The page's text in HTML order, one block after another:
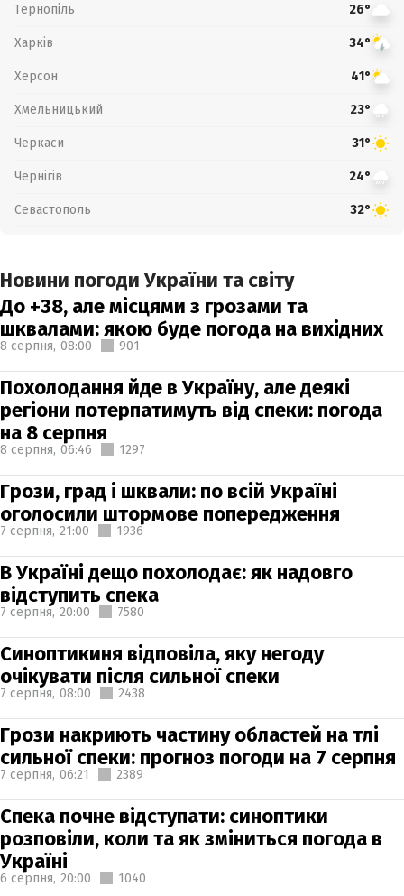
Тернопіль 26°
Харків 34°
Херсон 41°
Хмельницький 23°
Черкаси 31°
Чернігів 24°
Севастополь 32°
Новини погоди України та світу
До +38, але місцями з грозами та
шквалами: якою буде погода на вихідних
8 серпня, 08:00 901
Похолодання йде в Україну, але деякі
регіони потерпатимуть від спеки: погода
на 8 серпня
8 серпня, 06:46 1297
Грози, град і шквали: по всій Україні
оголосили штормове попередження
7 серпня, 21:00 1936
В Україні дещо похолодає: як надовго
відступить спека
7 серпня, 20:00 7580
Синоптикиня відповіла, яку негоду
очікувати після сильної спеки
7 серпня, 08:00 2438
Грози накриють частину областей на тлі
сильної спеки: прогноз погоди на 7 серпня
7 серпня, 06:21 2389
Спека почне відступати: синоптики
розповіли, коли та як зміниться погода в
Україні
6 серпня, 20:00 1040